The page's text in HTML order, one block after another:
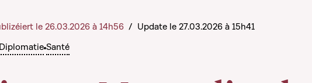
Diplomatie Santé
le 26.03.2026 à 14h56 / Update le 27.03.2026 à 15h41